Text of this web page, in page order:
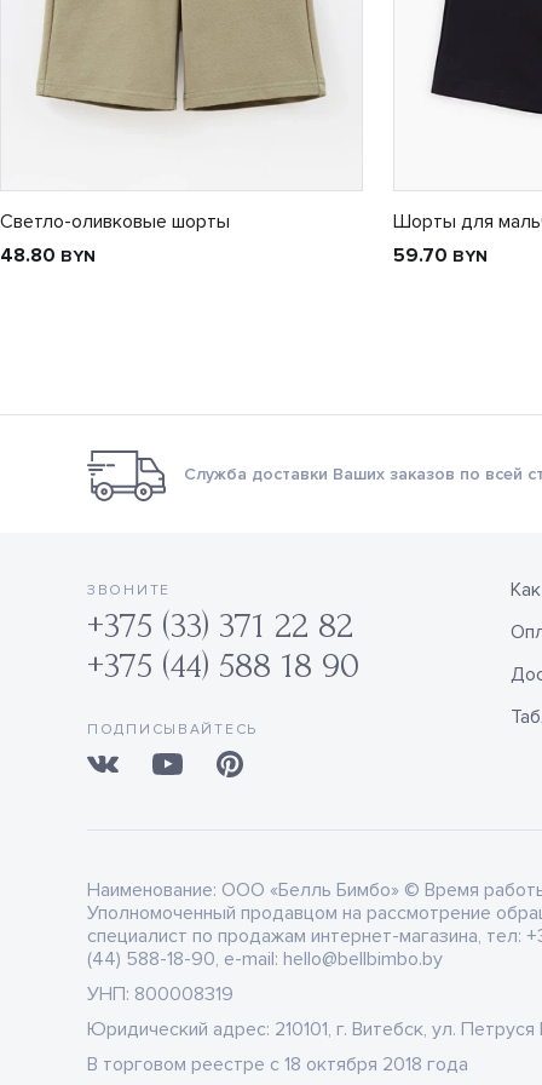
Светло-оливковые шорты
48.80 BYN
Шорты для
59.70 BYN
Служба доставки Ваших заказов по всей
ЗВОНИТЕ
+375 (33) 371 22 82
+375 (44) 588 18 90
ПОДПИСЫВАЙТЕСЬ
Наименование: ООО «Белль Бимбо» © Время
Уполномоченный продавцом на рассмотрение
специалист по продажам интернет-магазина, тел:
(44) 588-18-90, e-mail: hello@bellbimbo.by
УНП: 800008319
Юридический адрес: 210101, г. Витебск, ул.
В торговом реестре c 18 октября 2018 года